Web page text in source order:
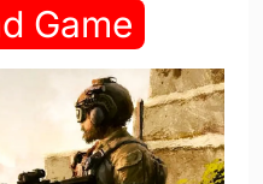
Game